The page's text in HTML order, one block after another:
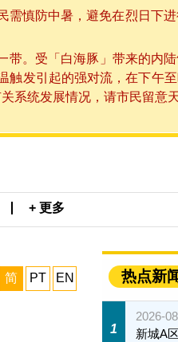
慎防中暑，避免在烈日下
。受「白海豚」带来的内
发引起的强对流，在下午
系统发展情况，请市民留意
+ 更多
简 PT EN 热点新
1
2026-
新城A